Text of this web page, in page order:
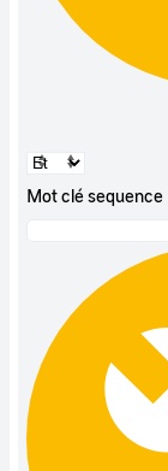
Mot clé sequence